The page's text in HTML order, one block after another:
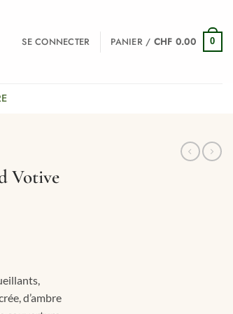
SE CONNECTER PANIER / CHF 0.00 0
Votive
d’ambre